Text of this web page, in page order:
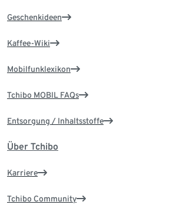
Geschenkideen
Kaffee-Wiki
Mobilfunklexikon
Tchibo MOBIL FAQs
Entsorgung / Inhaltsstoffe
Über Tchibo
Karriere
Tchibo Community